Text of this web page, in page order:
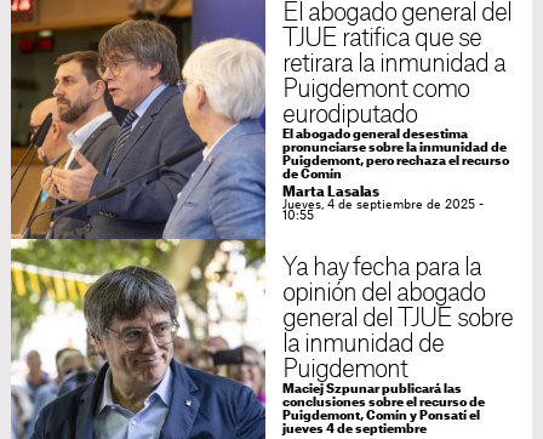
El abogado general del
TJUE ratifica que se
retirara la inmunidad a
Puigdemont como
eurodiputado
El abogado general desestima
pronunciarse sobre la inmunidad de
Puigdemont, pero rechaza el recurso
de Comín
Marta Lasalas
Jueves, 4 de septiembre de 2025 -
10:55
Ya hay fecha para la
opinión del abogado
general del TJUE sobre
la inmunidad de
Puigdemont
Maciej Szpunar publicará las
conclusiones sobre el recurso de
Puigdemont, Comín y Ponsatí el
jueves 4 de septiembre